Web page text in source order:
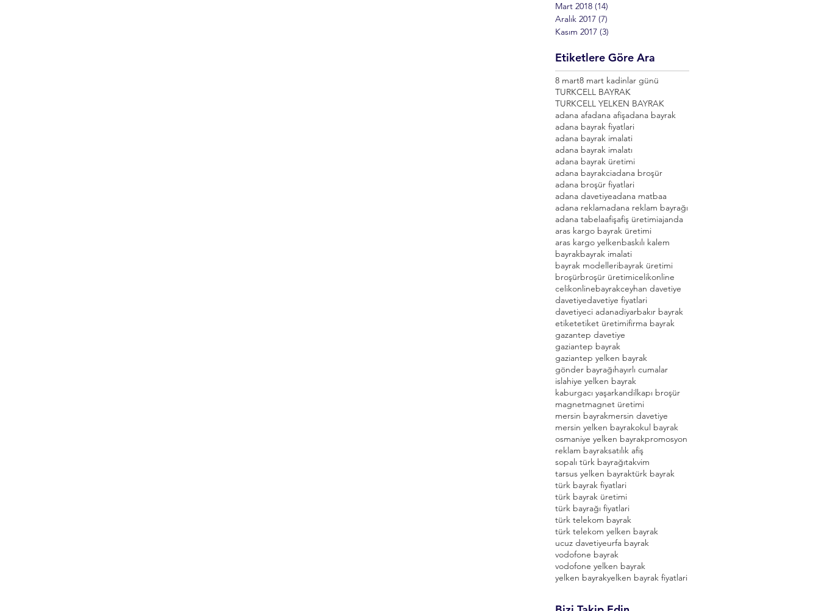
Mart 2018 (14)
Aralık 2017 (7)
Kasım 2017 (3)
Etiketlere Göre Ara
8 mart8 mart kadinlar günü
TURKCELL BAYRAK
TURKCELL YELKEN BAYRAK
adana afadana afişadana bayrak
adana bayrak fiyatlari
adana bayrak imalati
adana bayrak imalatı
adana bayrak üretimi
adana bayrakciadana broşür
adana broşür fiyatlari
adana davetiyeadana matbaa
adana reklamadana reklam bayrağı
adana tabelaafişafiş üretimiajanda
aras kargo bayrak üretimi
aras kargo yelkenbaskılı kalem
bayrakbayrak imalati
bayrak modelleribayrak üretimi
broşürbroşür üretimicelikonline
celikonlinebayrakceyhan davetiye
davetiyedavetiye fiyatlari
davetiyeci adanadiyarbakır bayrak
etiketetiket üretimifirma bayrak
gazantep davetiye
gaziantep bayrak
gaziantep yelken bayrak
gönder bayrağıhayırlı cumalar
islahiye yelken bayrak
kaburgacı yaşarkandilkapı broşür
magnetmagnet üretimi
mersin bayrakmersin davetiye
mersin yelken bayrakokul bayrak
osmaniye yelken bayrakpromosyon
reklam bayraksatılık afiş
sopalı türk bayrağıtakvim
tarsus yelken bayraktürk bayrak
türk bayrak fiyatlari
türk bayrak üretimi
türk bayrağı fiyatlari
türk telekom bayrak
türk telekom yelken bayrak
ucuz davetiyeurfa bayrak
vodofone bayrak
vodofone yelken bayrak
yelken bayrakyelken bayrak fiyatlari